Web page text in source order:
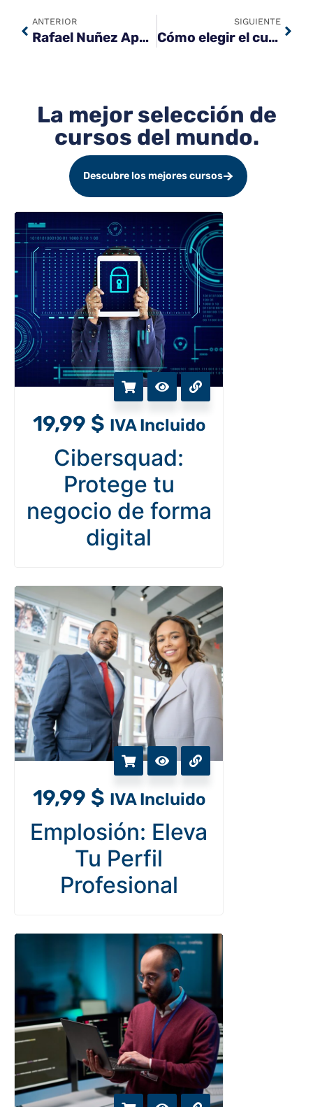
ANTERIOR
Rafael Nuñez Aponte | Microlearning y especialización: El futuro de los cursos online en la era de la inteligencia artificial
SIGUIENTE
Cómo elegir el curso online correcto y no tirar tu dinero en el intento | Guía Definitiva de Formación
La mejor selección de
cursos del mundo.
Descubre los mejores cursos
19,99 $ IVA Incluido
Cibersquad:
Protege tu
negocio de forma
digital
19,99 $ IVA Incluido
Emplosión: Eleva
Tu Perfil
Profesional